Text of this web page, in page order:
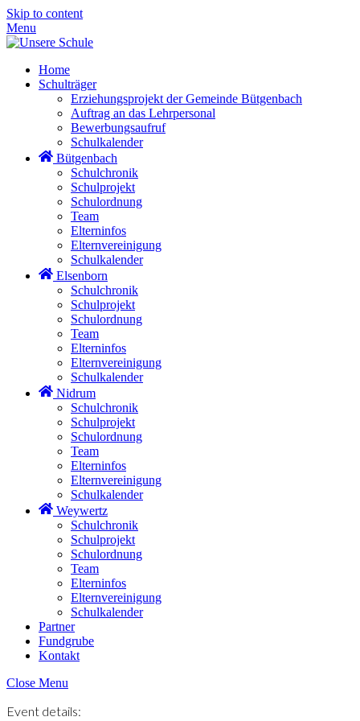
Skip to content
Menu
Home
Schulträger
Erziehungsprojekt der Gemeinde Bütgenbach
Auftrag an das Lehrpersonal
Bewerbungsaufruf
Schulkalender
Bütgenbach
Schulchronik
Schulprojekt
Schulordnung
Team
Elterninfos
Elternvereinigung
Schulkalender
Elsenborn
Schulchronik
Schulprojekt
Schulordnung
Team
Elterninfos
Elternvereinigung
Schulkalender
Nidrum
Schulchronik
Schulprojekt
Schulordnung
Team
Elterninfos
Elternvereinigung
Schulkalender
Weywertz
Schulchronik
Schulprojekt
Schulordnung
Team
Elterninfos
Elternvereinigung
Schulkalender
Partner
Fundgrube
Kontakt
Close Menu
Event details: